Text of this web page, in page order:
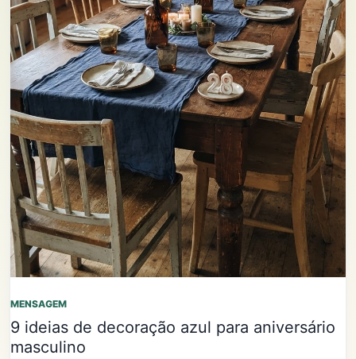
MENSAGEM
9 ideias de decoração azul para aniversário
masculino